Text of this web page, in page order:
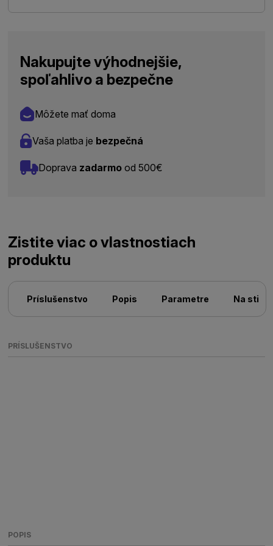
Nakupujte výhodnejšie,
spoľahlivo a bezpečne
Môžete mať doma
Vaša platba je bezpečná
Doprava zadarmo od 500€
Zistite viac o vlastnostiach
produktu
Príslušenstvo Popis Parametre Na
PRÍSLUŠENSTVO
POPIS